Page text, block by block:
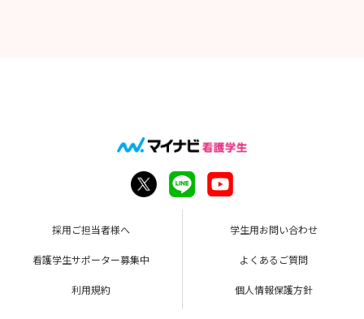
採用ご担当者様へ 学生用お問い合わせ
看護学生サポーター募集中 よくあるご質問
利用規約 個人情報保護方針